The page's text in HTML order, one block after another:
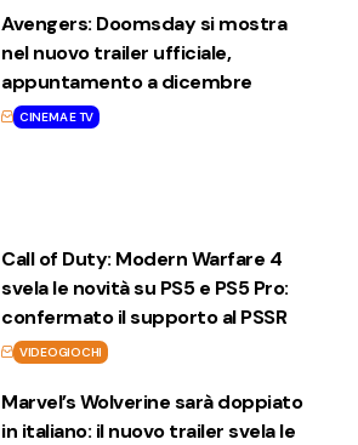
Avengers: Doomsday si mostra
nel nuovo trailer ufficiale,
appuntamento a dicembre
CINEMA E TV
Call of Duty: Modern Warfare 4
svela le novità su PS5 e PS5 Pro:
confermato il supporto al PSSR
VIDEOGIOCHI
Marvel’s Wolverine sarà doppiato
in italiano: il nuovo trailer svela le